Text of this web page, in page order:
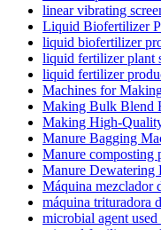
linear vibrating
Liquid Biofertilizer
liquid biofertilizer
liquid fertilizer plant
liquid fertilizer
Machines for
Making Bulk Blend
Making High-
Manure Bagging
Manure composting
Manure Dewatering
Máquina mezclador
máquina trituradora
microbial agent